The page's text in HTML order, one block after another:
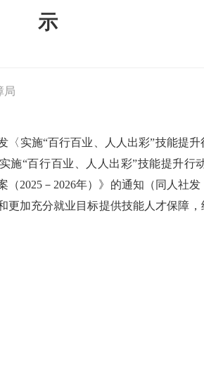
示
局
实施“百行百业、人人出彩”技能提
“百行百业、人人出彩”技能提升行
2025－2026年）》的通知（同人社
加充分就业目标提供技能人才保障